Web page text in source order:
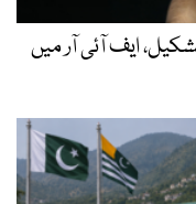
ایف آئی آر میں